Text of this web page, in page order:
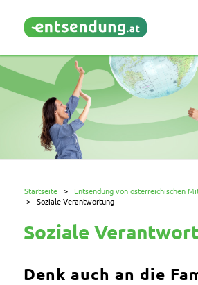
Startseite >
Entsendung von österreichischen
> Soziale Verantwortung
Soziale
Denk auch an die